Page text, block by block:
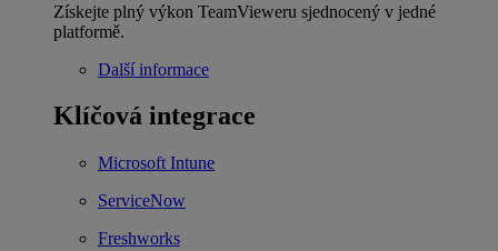
Získejte plný výkon TeamVieweru sjednocený v jedné
platformě.
Další informace
Klíčová integrace
Microsoft Intune
ServiceNow
Freshworks